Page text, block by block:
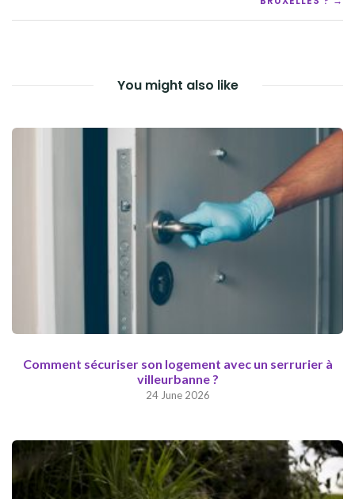
You might also like
Comment sécuriser son logement avec un serrurier à
villeurbanne ?
24 June 2026